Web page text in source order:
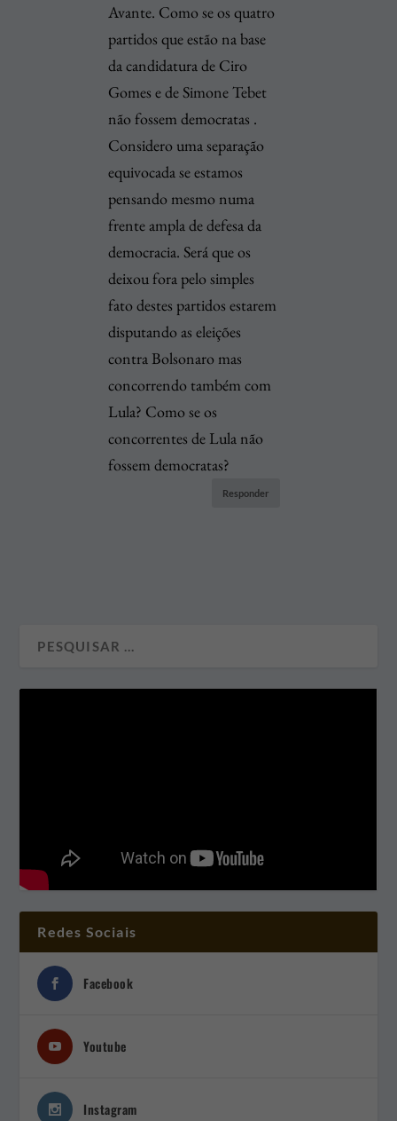
Avante. Como se os quatro
partidos que estão na base
da candidatura de Ciro
Gomes e de Simone Tebet
não fossem democratas .
Considero uma separação
equivocada se estamos
pensando mesmo numa
frente ampla de defesa da
democracia. Será que os
deixou fora pelo simples
fato destes partidos estarem
disputando as eleições
contra Bolsonaro mas
concorrendo também com
Lula? Como se os
concorrentes de Lula não
fossem democratas?
Responder
Redes Sociais
Facebook
Youtube
Instagram